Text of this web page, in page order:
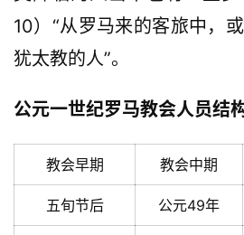
10）“从罗马来的客旅中，
犹太教的人”。
公元一世纪罗马教会人员结
教会早期 教会中期
五旬节后 公元49年